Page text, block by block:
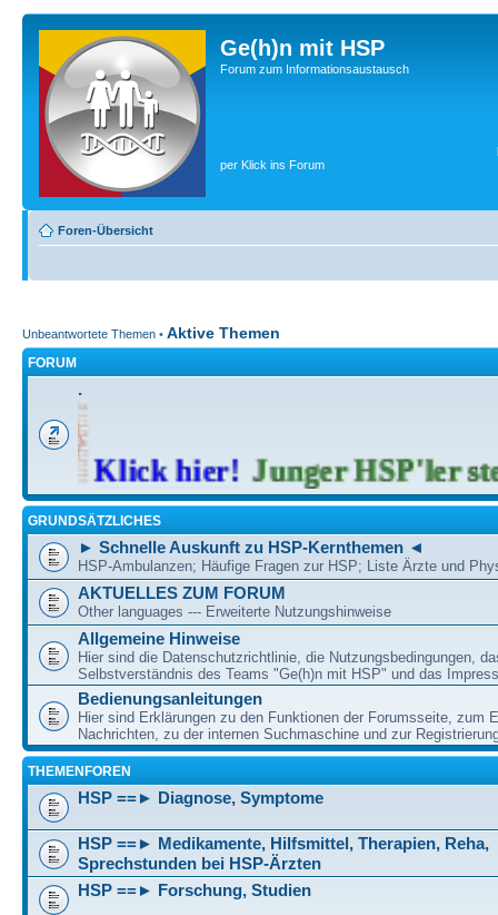
Ge(h)n mit HSP
Forum zum Informationsaustausch
per Klick ins Forum
Foren-Übersicht
Unbeantwortete Themen • Aktive Themen
FORUM
.
Klick hier! ..Junger HSP'ler
GRUNDSÄTZLICHES
► Schnelle Auskunft zu HSP-Kernthemen ◄
HSP-Ambulanzen; Häufige Fragen zur HSP; Liste Ärzte und
AKTUELLES ZUM FORUM
Other languages --- Erweiterte Nutzungshinweise
Allgemeine Hinweise
Hier sind die Datenschutzrichtlinie, die Nutzungsbedingungen,
Selbstverständnis des Teams "Ge(h)n mit HSP" und das
Bedienungsanleitungen
Hier sind Erklärungen zu den Funktionen der Forumsseite, zum
Nachrichten, zu der internen Suchmaschine und zur
THEMENFOREN
HSP ==► Diagnose, Symptome
HSP ==► Medikamente, Hilfsmittel, Therapien, Reha,
Sprechstunden bei HSP-Ärzten
HSP ==► Forschung, Studien